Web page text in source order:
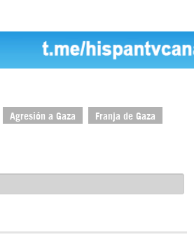
Agresión a Gaza Franja de Gaza